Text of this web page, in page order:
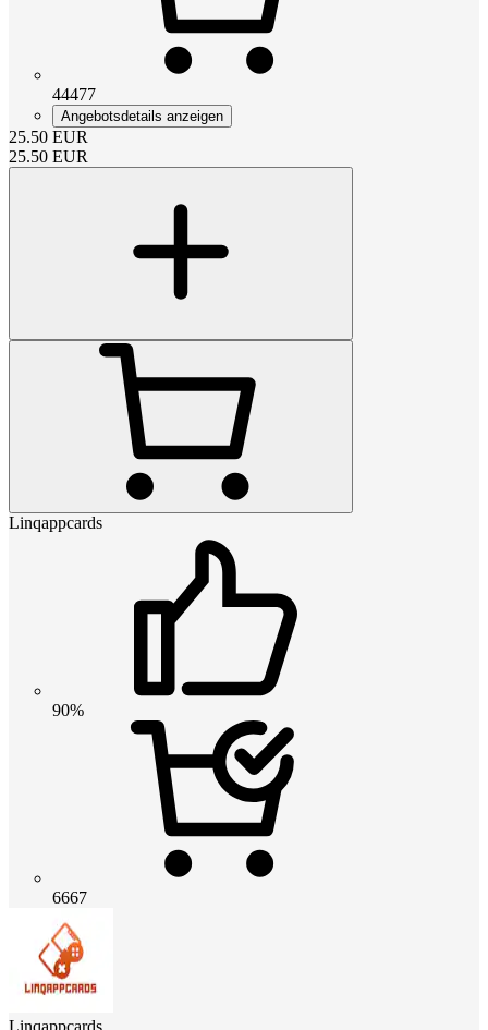
44477
Angebotsdetails anzeigen
25.50 EUR
25.50 EUR
Linqappcards
90%
6667